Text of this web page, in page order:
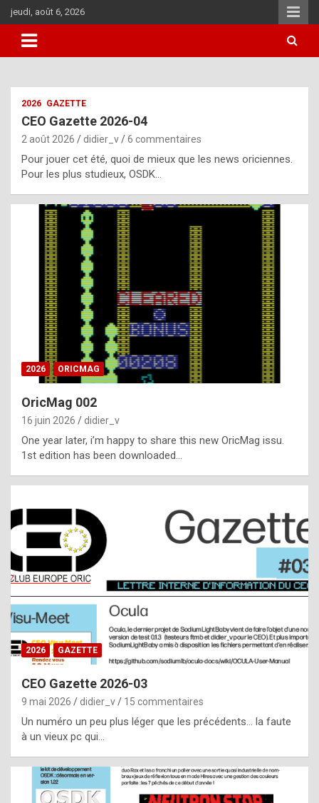
Aller
au
contenu
jeudi, août 6, 2026
i
u
l
y
d
i
ff
i
l
t
t
s
t
a
s
i
e
f
o
m
2026 GAZETTE
CEO Gazette 2026-04
2 août 2026 didier_v 6 commentaires
Pour jouer cet été, quoi de mieux que les news oriciennes.
Pour les plus studieux, OSDK…
2026 ORICMAG
OricMag 002
16 juin 2026 didier_v
One year later, i’m happy to share this new OricMag issu.
1st edition has been downloaded…
2026 GAZETTE
CEO Gazette 2026-03
9 mai 2026 didier_v 15 commentaires
Un numéro un peu plus léger que les précédents… la faute
à un vieux pc qui…